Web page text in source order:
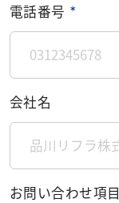
電話番号 ＊
会社名
お問い合わせ項目